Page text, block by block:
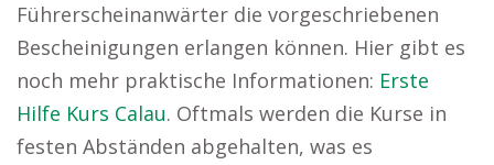
Führerscheinanwärter die vorgeschriebenen
Bescheinigungen erlangen können. Hier gibt es
noch mehr praktische Informationen: Erste
Hilfe Kurs Calau. Oftmals werden die Kurse in
festen Abständen abgehalten, was es